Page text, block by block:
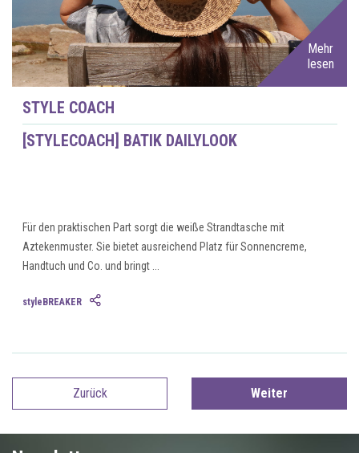
Mehr
lesen
STYLE COACH
[STYLECOACH] BATIK DAILYLOOK
Für den praktischen Part sorgt die weiße Strandtasche mit
Aztekenmuster. Sie bietet ausreichend Platz für Sonnencreme,
Handtuch und Co. und bringt ...
styleBREAKER
Zurück Weiter